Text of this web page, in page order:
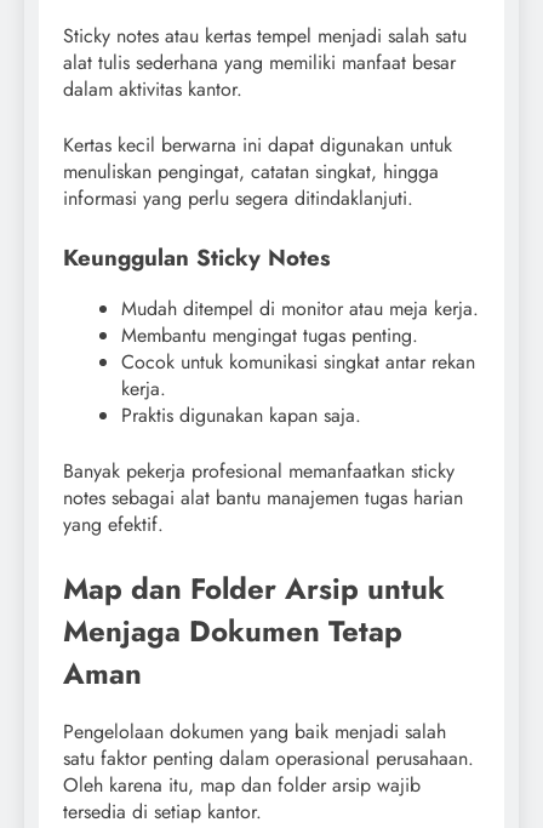
Sticky notes atau kertas tempel menjadi salah satu
alat tulis sederhana yang memiliki manfaat besar
dalam aktivitas kantor.
Kertas kecil berwarna ini dapat digunakan untuk
menuliskan pengingat, catatan singkat, hingga
informasi yang perlu segera ditindaklanjuti.
Keunggulan Sticky Notes
Mudah ditempel di monitor atau meja kerja.
Membantu mengingat tugas penting.
Cocok untuk komunikasi singkat antar rekan
kerja.
Praktis digunakan kapan saja.
Banyak pekerja profesional memanfaatkan sticky
notes sebagai alat bantu manajemen tugas harian
yang efektif.
Map dan Folder Arsip untuk
Menjaga Dokumen Tetap
Aman
Pengelolaan dokumen yang baik menjadi salah
satu faktor penting dalam operasional perusahaan.
Oleh karena itu, map dan folder arsip wajib
tersedia di setiap kantor.